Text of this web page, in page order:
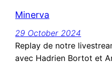
Minerva
29 October 2024
Replay de notre
avec Hadrien Bortot et